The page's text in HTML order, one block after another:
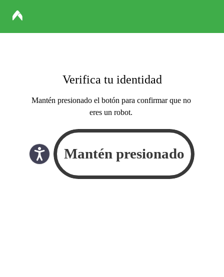
Verifica tu identidad
Mantén presionado el botón para confirmar que no
eres un robot.